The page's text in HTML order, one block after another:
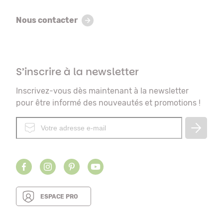
Nous contacter
S’inscrire à la newsletter
Inscrivez-vous dès maintenant à la newsletter
pour être informé des nouveautés et promotions !
ESPACE PRO